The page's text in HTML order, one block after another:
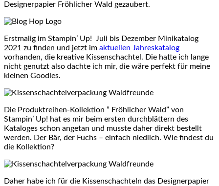
Designerpapier Fröhlicher Wald gezaubert.
Erstmalig im Stampin’ Up! Juli bis Dezember Minikatalog
2021 zu finden und jetzt im aktuellen Jahreskatalog
vorhanden, die kreative Kissenschachtel. Die hatte ich lange
nicht genutzt also dachte ich mir, die wäre perfekt für meine
kleinen Goodies.
Die Produktreihen-Kollektion ” Fröhlicher Wald” von
Stampin’ Up! hat es mir beim ersten durchblättern des
Kataloges schon angetan und musste daher direkt bestellt
werden. Der Bär, der Fuchs – einfach niedlich. Wie findest du
die Kollektion?
Daher habe ich für die Kissenschachteln das Designerpapier